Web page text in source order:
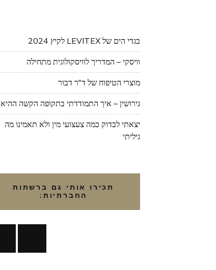
בגדי הים של LEVITEX לקיץ 2024
וויסקי – המדריך לוויסקולוגית מתחילה
מוצרי הטיפוח של ד"ר דבור
גירושין – איך התמודדתי בתקופה הקשה ההיא
יצאתי לבדוק כמה צעצועי מין ולא תאמינו מה
גיליתי
תכירו אותי גם ברשתות
החברתיות: